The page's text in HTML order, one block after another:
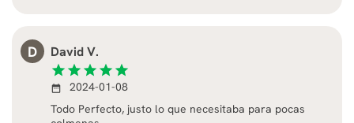
D David V.
star star star star star
date_range
2024-01-08
Todo Perfecto, justo lo que necesitaba para pocas